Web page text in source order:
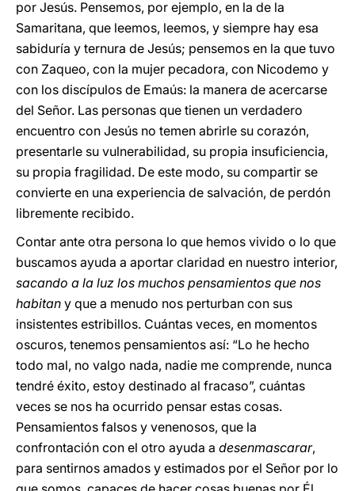
por Jesús. Pensemos, por ejemplo, en la de la
Samaritana, que leemos, leemos, y siempre hay esa
sabiduría y ternura de Jesús; pensemos en la que tuvo
con Zaqueo, con la mujer pecadora, con Nicodemo y
con los discípulos de Emaús: la manera de acercarse
del Señor. Las personas que tienen un verdadero
encuentro con Jesús no temen abrirle su corazón,
presentarle su vulnerabilidad, su propia insuficiencia,
su propia fragilidad. De este modo, su compartir se
convierte en una experiencia de salvación, de perdón
libremente recibido.
Contar ante otra persona lo que hemos vivido o lo que
buscamos ayuda a aportar claridad en nuestro interior,
sacando a la luz los muchos pensamientos que nos
habitan y que a menudo nos perturban con sus
insistentes estribillos. Cuántas veces, en momentos
oscuros, tenemos pensamientos así: “Lo he hecho
todo mal, no valgo nada, nadie me comprende, nunca
tendré éxito, estoy destinado al fracaso”, cuántas
veces se nos ha ocurrido pensar estas cosas.
Pensamientos falsos y venenosos, que la
confrontación con el otro ayuda a desenmascarar,
para sentirnos amados y estimados por el Señor por lo